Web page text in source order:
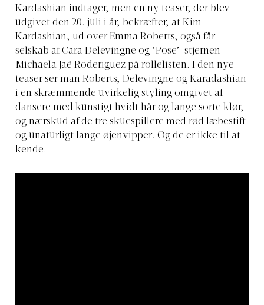
Kardashian indtager, men en ny teaser, der blev
udgivet den 20. juli i år, bekræfter, at Kim
Kardashian, ud over Emma Roberts, også får
selskab af Cara Delevingne og ’Pose’-stjernen
Michaela Jaé Roderiguez på rollelisten. I den nye
teaser ser man Roberts, Delevingne og Karadashian
i en skræmmende uvirkelig styling omgivet af
dansere med kunstigt hvidt hår og lange sorte klør,
og nærskud af de tre skuespillere med rød læbestift
og unaturligt lange øjenvipper. Og de er ikke til at
kende.